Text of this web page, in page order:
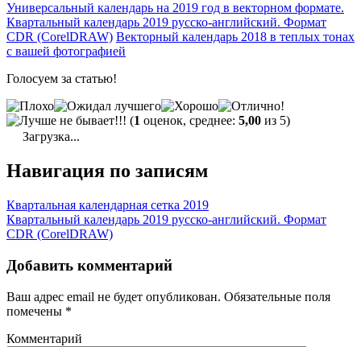
Универсальный календарь на 2019 год в векторном формате.
Квартальный календарь 2019 русско-английский. Формат
CDR (CorelDRAW) Векторный календарь 2018 в теплых тонах
с вашей фотографией
Голосуем за статью!
(1 оценок, среднее: 5,00 из 5)
Загрузка...
Навигация по записям
Квартальная календарная сетка 2019
Квартальный календарь 2019 русско-английский. Формат
CDR (CorelDRAW)
Добавить комментарий
Ваш адрес email не будет опубликован. Обязательные поля
помечены *
Комментарий